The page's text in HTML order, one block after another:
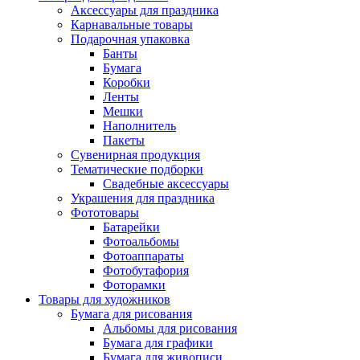
Аксессуары для праздника
Карнавальные товары
Подарочная упаковка
Банты
Бумага
Коробки
Ленты
Мешки
Наполнитель
Пакеты
Сувенирная продукция
Тематические подборки
Свадебные аксессуары
Украшения для праздника
Фототовары
Батарейки
Фотоальбомы
Фотоаппараты
Фотобутафория
Фоторамки
Товары для художников
Бумага для рисования
Альбомы для рисования
Бумага для графики
Бумага для живописи